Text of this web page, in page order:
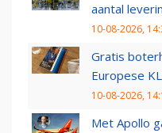
aantal
10-08-2026,
Gratis
Europese
10-08-2026,
Met Apollo